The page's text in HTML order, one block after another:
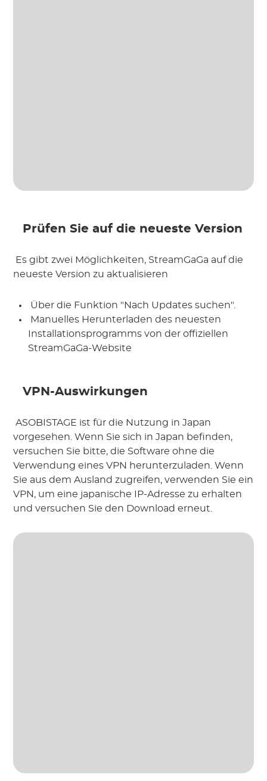
Prüfen Sie auf die neueste Version
neueste Version zu aktualisieren
Über die Funktion "Nach Updates suchen".
Installationsprogramms von der offiziellen
StreamGaGa-Website
VPN-Auswirkungen
ASOBISTAGE ist für die Nutzung in Japan
vorgesehen. Wenn Sie sich in Japan befinden,
versuchen Sie bitte, die Software ohne die
Verwendung eines VPN herunterzuladen. Wenn
Sie aus dem Ausland zugreifen, verwenden Sie ein
VPN, um eine japanische IP-Adresse zu erhalten
und versuchen Sie den Download erneut.